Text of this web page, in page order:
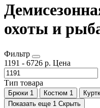
охоты и
Фильтр
1191 - 6726 р. Цена
Тип товара
Брюки 1 Костюм 1
Показать еще 1 Скрыть